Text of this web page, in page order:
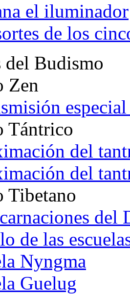
el iluminador
de los
del Budismo
Zen
Tántrico
del
del
Tibetano
del
de las
Nyngma
Guelug